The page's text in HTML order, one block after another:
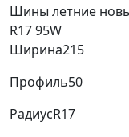
Шины летние
R17 95W
Ширина215
Профиль50
РадиусR17